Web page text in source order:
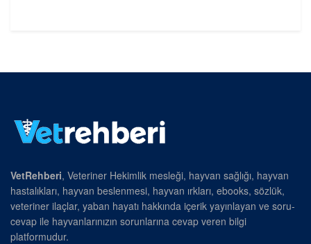
VetRehberi, Veteriner Hekimlik mesleği, hayvan sağlığı, hayvan
hastalıkları, hayvan beslenmesi, hayvan ırkları, ebooks, sözlük,
veteriner ilaçlar, yaban hayatı hakkında içerik yayınlayan ve soru-
cevap ile hayvanlarınızın sorunlarına cevap veren bilgi
platformudur.